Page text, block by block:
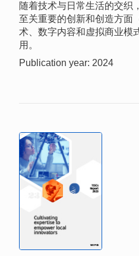
随着技术与日常生活的交织
至关重要的创新和创造方面
术、数字内容和虚拟商业模
用。
Publication year: 2024